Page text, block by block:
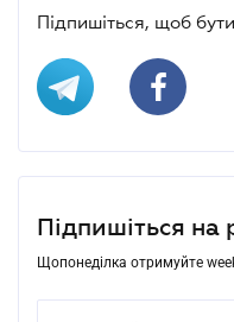
Підпишіться, щоб
Підпишіться на
Щопонеділка отримуйте